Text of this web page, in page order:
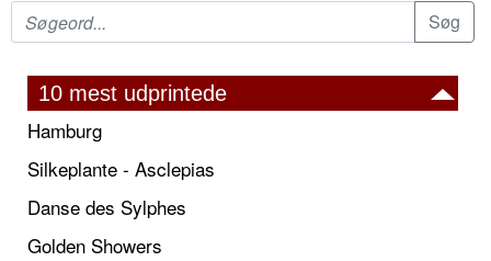
10 mest udprintede
Hamburg
Silkeplante - Asclepias
Danse des Sylphes
Golden Showers